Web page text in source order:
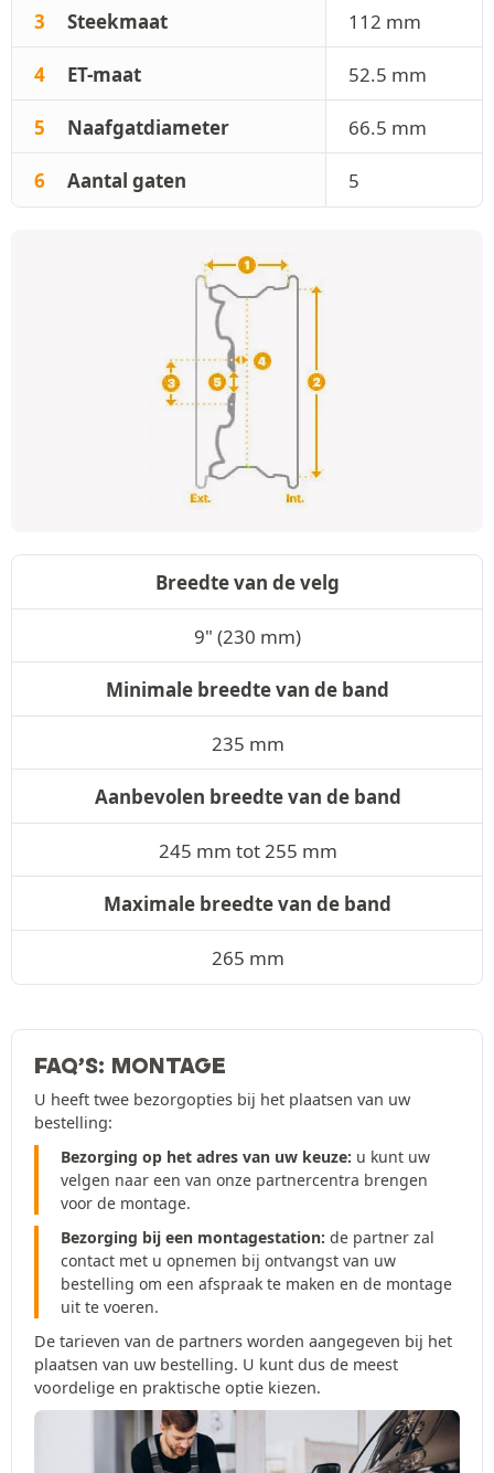
3 Steekmaat 112 mm
4 ET-maat 52.5 mm
5 Naafgatdiameter 66.5 mm
6 Aantal gaten 5
Breedte van de velg
9" (230 mm)
Minimale breedte van de band
235 mm
Aanbevolen breedte van de band
245 mm tot 255 mm
Maximale breedte van de band
265 mm
FAQ’S: MONTAGE
U heeft twee bezorgopties bij het plaatsen van uw
bestelling:
Bezorging op het adres van uw keuze: u kunt uw
velgen naar een van onze partnercentra brengen
voor de montage.
Bezorging bij een montagestation: de partner zal
contact met u opnemen bij ontvangst van uw
bestelling om een afspraak te maken en de montage
uit te voeren.
De tarieven van de partners worden aangegeven bij het
plaatsen van uw bestelling. U kunt dus de meest
voordelige en praktische optie kiezen.